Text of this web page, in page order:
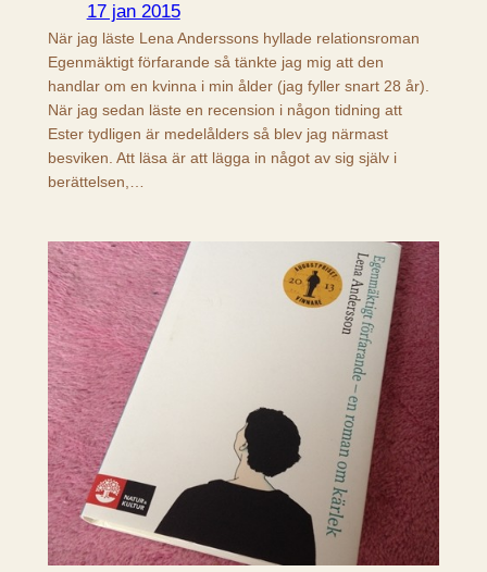
17 jan 2015
När jag läste Lena Anderssons hyllade relationsroman
Egenmäktigt förfarande så tänkte jag mig att den
handlar om en kvinna i min ålder (jag fyller snart 28 år).
När jag sedan läste en recension i någon tidning att
Ester tydligen är medelålders så blev jag närmast
besviken. Att läsa är att lägga in något av sig själv i
berättelsen,…